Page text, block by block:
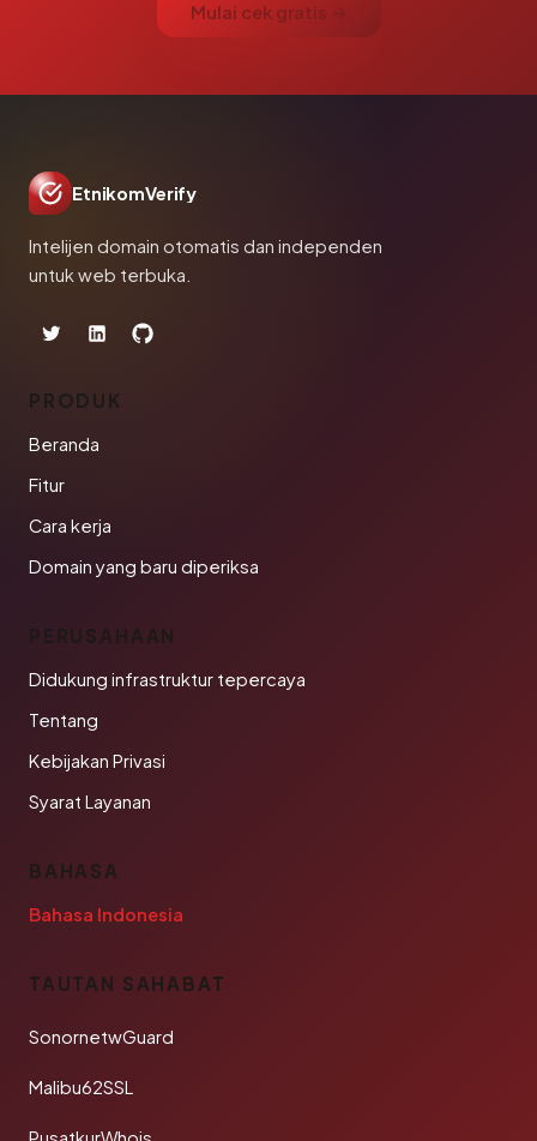
Mulai cek gratis →
EtnikomVerify
Intelijen domain otomatis dan independen
untuk web terbuka.
PRODUK
Beranda
Fitur
Cara kerja
Domain yang baru diperiksa
PERUSAHAAN
Didukung infrastruktur tepercaya
Tentang
Kebijakan Privasi
Syarat Layanan
BAHASA
Bahasa Indonesia
TAUTAN SAHABAT
SonornetwGuard
Malibu62SSL